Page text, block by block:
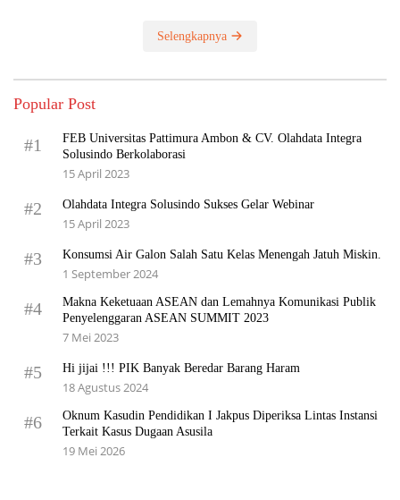
Selengkapnya
Popular Post
#1
FEB Universitas Pattimura Ambon & CV. Olahdata Integra
Solusindo Berkolaborasi
15 April 2023
#2 Olahdata Integra Solusindo Sukses Gelar Webinar
15 April 2023
#3 Konsumsi Air Galon Salah Satu Kelas Menengah Jatuh Miskin.
1 September 2024
#4
Makna Keketuaan ASEAN dan Lemahnya Komunikasi Publik
Penyelenggaran ASEAN SUMMIT 2023
7 Mei 2023
#5 Hi jijai !!! PIK Banyak Beredar Barang Haram
18 Agustus 2024
#6
Oknum Kasudin Pendidikan I Jakpus Diperiksa Lintas Instansi
Terkait Kasus Dugaan Asusila
19 Mei 2026